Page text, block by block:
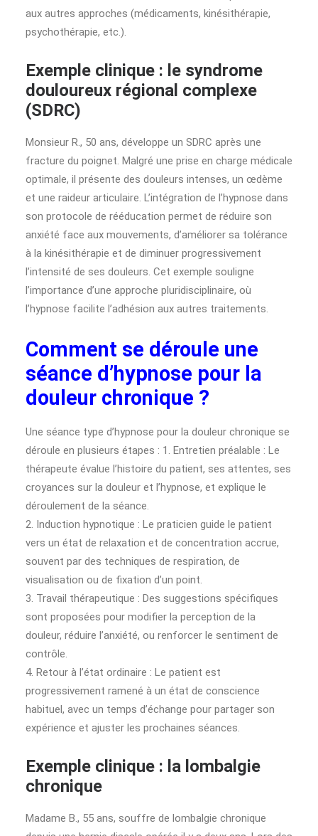
aux autres approches (médicaments, kinésithérapie,
psychothérapie, etc.).
Exemple clinique : le syndrome
douloureux régional complexe
(SDRC)
Monsieur R., 50 ans, développe un SDRC après une
fracture du poignet. Malgré une prise en charge médicale
optimale, il présente des douleurs intenses, un œdème
et une raideur articulaire. L’intégration de l’hypnose dans
son protocole de rééducation permet de réduire son
anxiété face aux mouvements, d’améliorer sa tolérance
à la kinésithérapie et de diminuer progressivement
l’intensité de ses douleurs. Cet exemple souligne
l’importance d’une approche pluridisciplinaire, où
l’hypnose facilite l’adhésion aux autres traitements.
Comment se déroule une
séance d’hypnose pour la
douleur chronique ?
Une séance type d’hypnose pour la douleur chronique se
déroule en plusieurs étapes : 1. Entretien préalable : Le
thérapeute évalue l’histoire du patient, ses attentes, ses
croyances sur la douleur et l’hypnose, et explique le
déroulement de la séance.
2. Induction hypnotique : Le praticien guide le patient
vers un état de relaxation et de concentration accrue,
souvent par des techniques de respiration, de
visualisation ou de fixation d’un point.
3. Travail thérapeutique : Des suggestions spécifiques
sont proposées pour modifier la perception de la
douleur, réduire l’anxiété, ou renforcer le sentiment de
contrôle.
4. Retour à l’état ordinaire : Le patient est
progressivement ramené à un état de conscience
habituel, avec un temps d’échange pour partager son
expérience et ajuster les prochaines séances.
Exemple clinique : la lombalgie
chronique
Madame B., 55 ans, souffre de lombalgie chronique